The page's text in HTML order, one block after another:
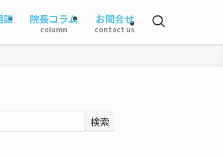
談 院長コラム
column
お問合せ
contact us
検索